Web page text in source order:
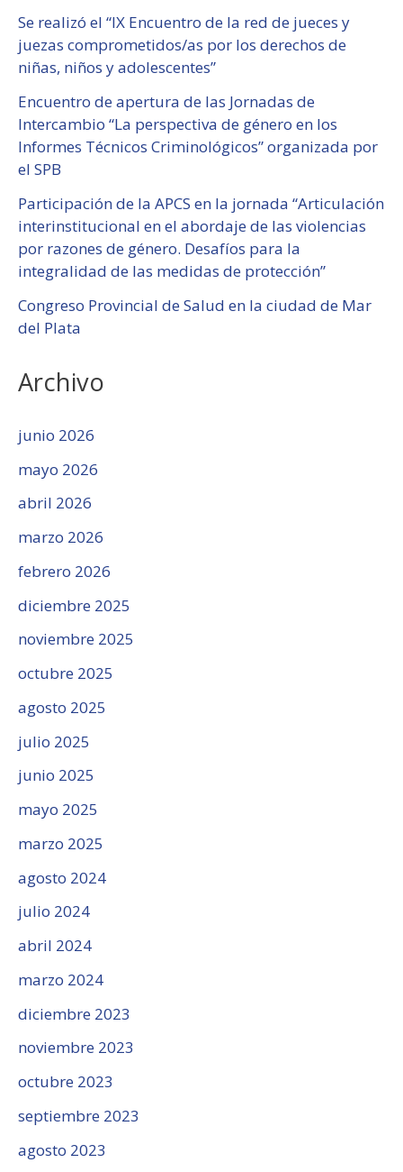
Se realizó el “IX Encuentro de la red de jueces y
juezas comprometidos/as por los derechos de
niñas, niños y adolescentes”
Encuentro de apertura de las Jornadas de
Intercambio “La perspectiva de género en los
Informes Técnicos Criminológicos” organizada por
el SPB
Participación de la APCS en la jornada “Articulación
interinstitucional en el abordaje de las violencias
por razones de género. Desafíos para la
integralidad de las medidas de protección”
Congreso Provincial de Salud en la ciudad de Mar
del Plata
Archivo
junio 2026
mayo 2026
abril 2026
marzo 2026
febrero 2026
diciembre 2025
noviembre 2025
octubre 2025
agosto 2025
julio 2025
junio 2025
mayo 2025
marzo 2025
agosto 2024
julio 2024
abril 2024
marzo 2024
diciembre 2023
noviembre 2023
octubre 2023
septiembre 2023
agosto 2023